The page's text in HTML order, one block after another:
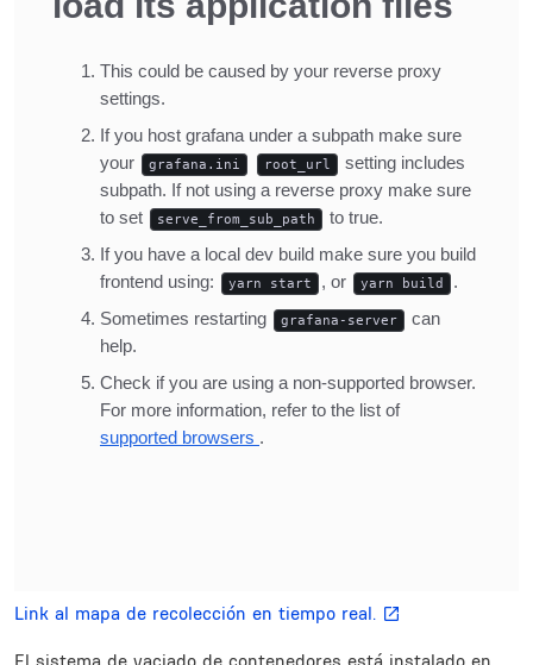
Link al mapa de recolección en tiempo real.
El sistema de vaciado de contenedores está instalado en